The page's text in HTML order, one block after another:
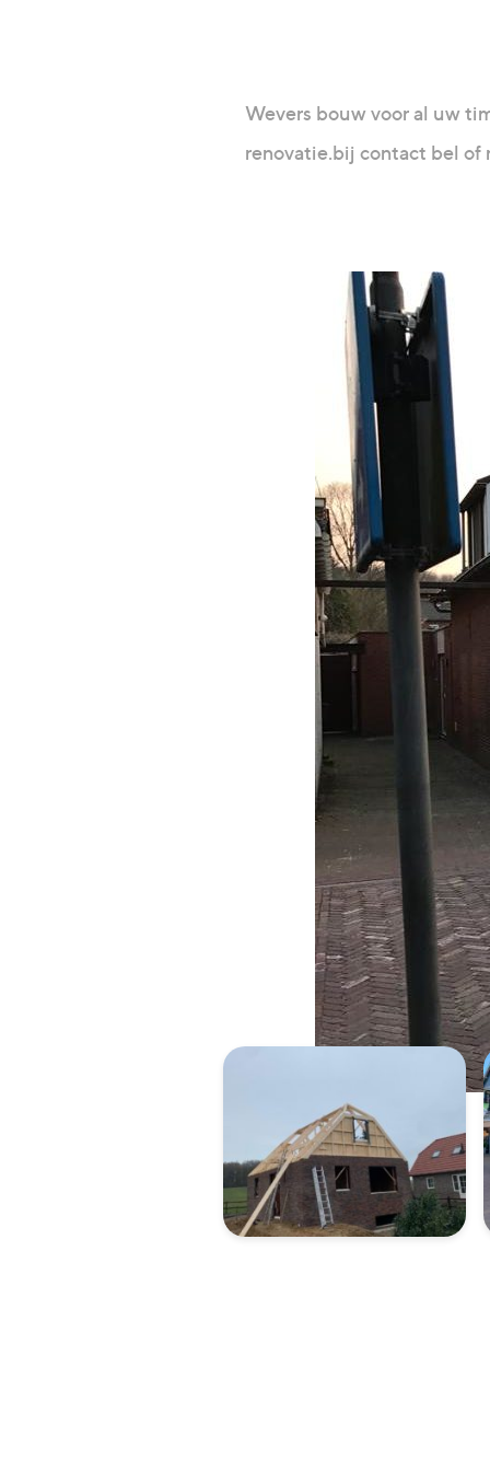
Wevers bouw voor al uw
renovatie.bij contact bel of